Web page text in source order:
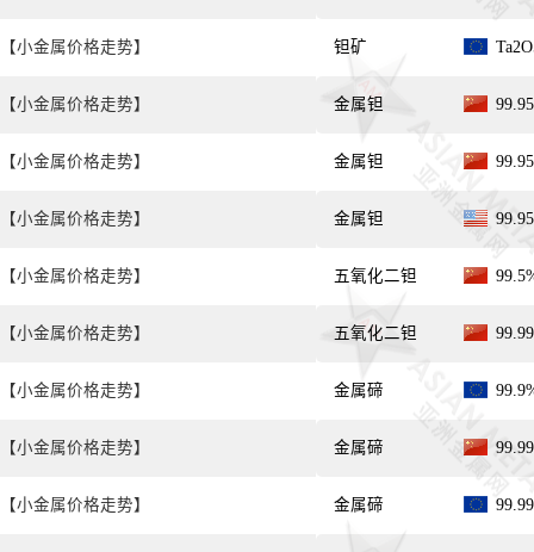
【小金属价格走势】
【小金属价格走势】
【小金属价格走势】
【小金属价格走势】
【小金属价格走势】
【小金属价格走势】
【小金属价格走势】
【小金属价格走势】
【小金属价格走势】
钽矿
金属钽
金属钽
金属钽
五氧化二钽
五氧化二钽
金属碲
金属碲
金属碲